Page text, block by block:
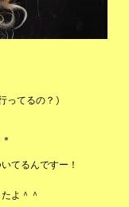
ってるの？)
てるんですー！
よ＾＾